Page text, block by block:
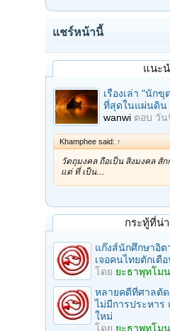
แชร์หน้านี้
แนะ
เรื่องเล่า "นัก
ที่สุดในแผ่นดิน
wanwi ตอบ วัน
Khamphee said: ↑
วัตถุมงคล ถือเป็น สิ่งมงคล สัก
แต่ ที่ เป็น…
กระทู้ที่น่
แก๊งส์นักศึกษาอิต
เจอคนไทยตักเตื
โดย ยะธาพุทโม
หลายคดีที่ศาลตั
ไม่มีการประหาร
ใหม่
โดย ยะธาพุทโม